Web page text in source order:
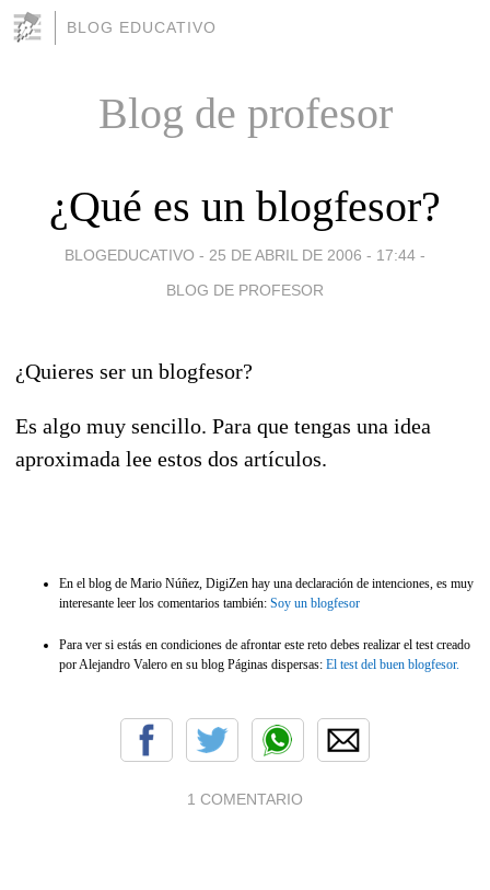
BLOG EDUCATIVO
Blog de profesor
¿Qué es un blogfesor?
BLOGEDUCATIVO - 25 DE ABRIL DE 2006 - 17:44 -
BLOG DE PROFESOR
¿Quieres ser un blogfesor?
Es algo muy sencillo. Para que tengas una idea
aproximada lee estos dos artículos.
En el blog de Mario Núñez, DigiZen hay una declaración de intenciones, es muy
interesante leer los comentarios también: Soy un blogfesor
Para ver si estás en condiciones de afrontar este reto debes realizar el test creado
por Alejandro Valero en su blog Páginas dispersas: El test del buen blogfesor.
1 COMENTARIO